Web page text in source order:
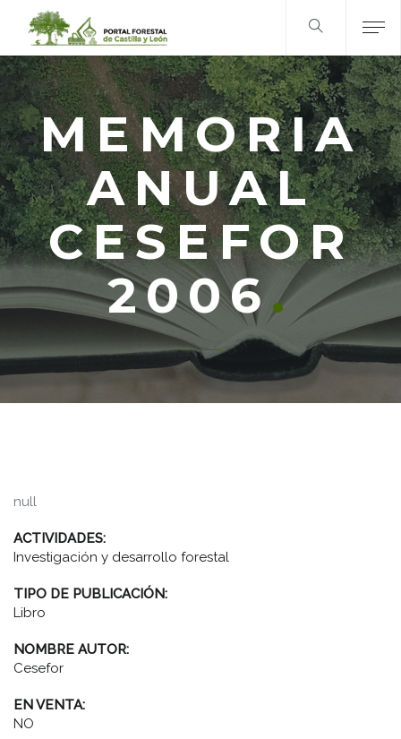
MEMORIA
ANUAL
CESEFOR
2006
null
ACTIVIDADES:
Investigación y desarrollo forestal
TIPO DE PUBLICACIÓN:
Libro
NOMBRE AUTOR:
Cesefor
EN VENTA:
NO